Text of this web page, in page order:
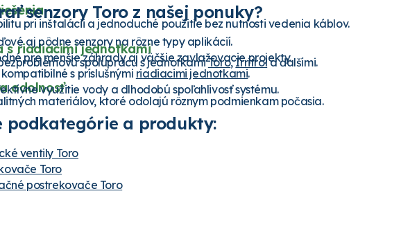
pri inštalácii a jednoduché použitie bez nutnosti vedenia káblov.
s riadiacimi jednotkami
spoluprácu s jednotkamiToro,Irritrola ďalšími.
odolnosť
materiálov, ktoré odolajú rôznym podmienkam počasia.
senzory Toro z našej ponuky?
aj pôdne senzory na rôzne typy aplikácií.
pre menšie záhrady aj väčšie zavlažovacie projekty.
s príslušnými riadiacimi jednotkami.
využitie vody a dlhodobú spoľahlivosť systému.
podkategórie a produkty:
ventily Toro
Toro
postrekovače Toro
Toro k riadiacej jednotke Evolution